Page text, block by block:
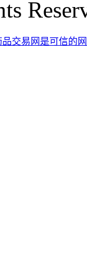
品交易网是可信的